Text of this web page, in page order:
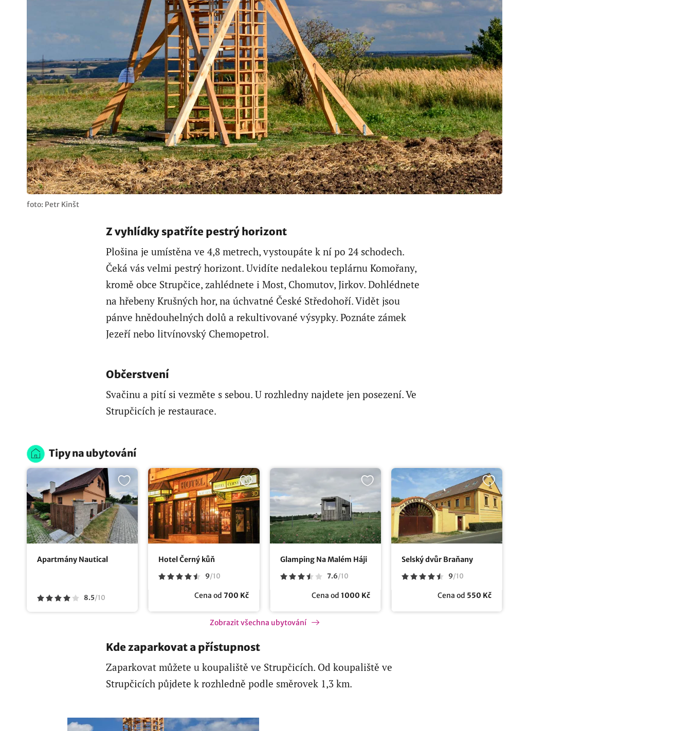
foto: Petr Kinšt
Z vyhlídky spatříte pestrý horizont
Plošina je umístěna ve 4,8 metrech, vystoupáte k ní po 24 schodech.
Čeká vás velmi pestrý horizont. Uvidíte nedalekou teplárnu Komořany,
kromě obce Strupčice, zahlédnete i Most, Chomutov, Jirkov. Dohlédnete
na hřebeny Krušných hor, na úchvatné České Středohoří. Vidět jsou
pánve hnědouhelných dolů a rekultivované výsypky. Poznáte zámek
Jezeří nebo litvínovský Chemopetrol.
Občerstvení
Svačinu a pití si vezměte s sebou. U rozhledny najdete jen posezení. Ve
Strupčicích je restaurace.
Tipy na ubytování
Apartmány Nautical
8.5/10
Hotel Černý kůň
9/10
Cena od 700 Kč
Glamping Na Malém Háji
7.6/10
Cena od 1000 Kč
Selský dvůr Braňany
9/10
Cena od 550 Kč
Zobrazit všechna ubytování
Kde zaparkovat a přístupnost
Zaparkovat můžete u koupaliště ve Strupčicích. Od koupaliště ve
Strupčicích půjdete k rozhledně podle směrovek 1,3 km.